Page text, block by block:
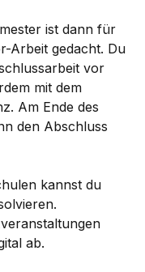
ist dann für
Arbeit gedacht. Du
vor
mit dem
Am Ende des
den Abschluss
kannst du
ab.